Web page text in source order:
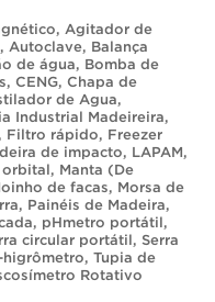
, Agitador de
, Autoclave, Balança
de água, Bomba de
, CENG, Chapa de
de Agua,
Industrial Madeireira,
, Filtro rápido, Freezer
de impacto, LAPAM,
orbital, Manta (De
de facas, Morsa de
, Painéis de Madeira,
, pHmetro portátil,
circular portátil, Serra
higrômetro, Tupia de
Rotativo